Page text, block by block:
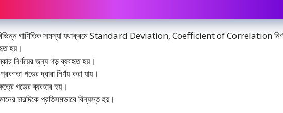
বিভিন্ন গাণিতিক সমস্যা যথাক্রমে Standard Deviation, Coefficient of Correlation
হয়।
নির্ণয়ের জন্য গড় ব্যবহৃত হয়।
গড়ের দ্বারা নির্ণয় করা যায়।
গড়ের ব্যবহার হয়।
চারদিকে প্রতিসমভাবে বিন্যস্ত হয়।